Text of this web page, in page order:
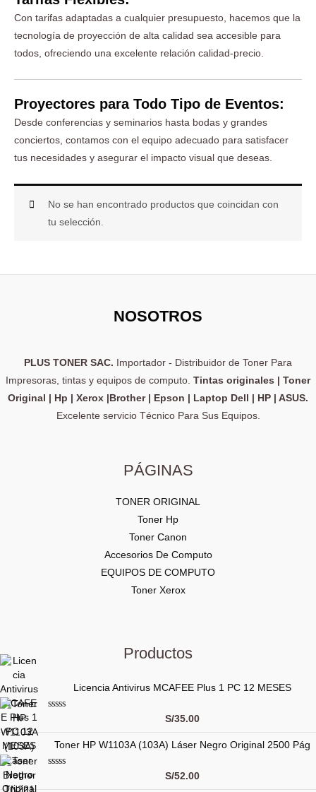
Con tarifas adaptadas a cualquier presupuesto, hacemos que la
tecnología de proyección de alta calidad sea accesible para
todos, ofreciendo una excelente relación calidad-precio.
Proyectores para Todo Tipo de Eventos:
Desde conferencias y seminarios hasta bodas y grandes
conciertos, contamos con el equipo adecuado para satisfacer
tus necesidades y asegurar el impacto visual que deseas.
No se han encontrado productos que coincidan con
tu selección.
NOSOTROS
PLUS TONER SAC. Importador - Distribuidor de Toner Para
Impresoras, tintas y equipos de computo. Tintas originales | Toner
Original | Hp | Xerox |Brother | Epson | Laptop Dell | HP | ASUS.
Excelente servicio Técnico Para Sus Equipos.
PÁGINAS
TONER ORIGINAL
Toner Hp
Toner Canon
Accesorios De Computo
EQUIPOS DE COMPUTO
Toner Xerox
Productos
Licencia Antivirus MCAFEE Plus 1 PC 12 MESES
a
S/35.00
Toner HP W1103A (103A) Láser Negro Original 2500 Pág
S/52.00